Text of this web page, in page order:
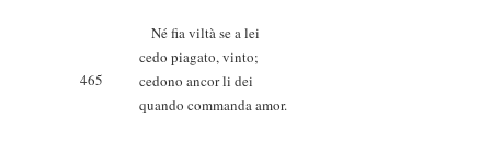
Né fia viltà se a lei
cedo piagato, vinto;
465
cedono ancor li dei
quando commanda amor.